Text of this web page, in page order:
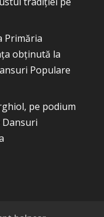
Primăria
obținută la
Populare
pe podium